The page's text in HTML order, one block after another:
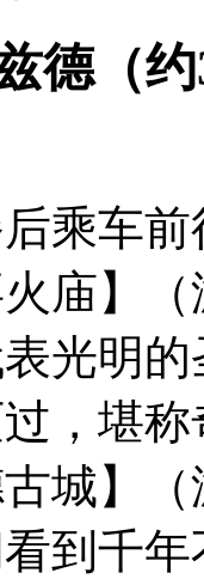
德（
后乘车
庙】
光明
，堪
城】
到千